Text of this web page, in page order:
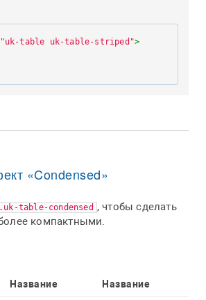
"uk-table uk-table-striped">
«Condensed»
.uk-table-condensed , чтобы сделать
компактными.
Название
Название